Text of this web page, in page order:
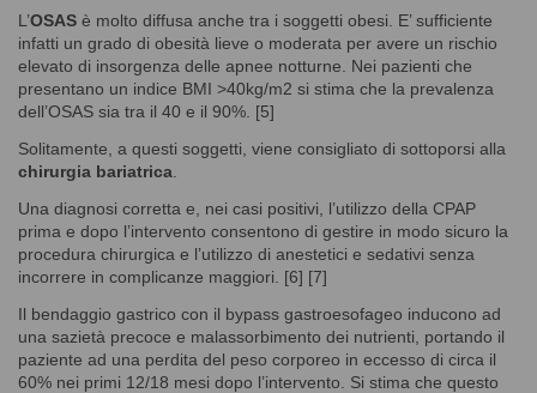
L’OSAS è molto diffusa anche tra i soggetti obesi. E’ sufficiente
infatti un grado di obesità lieve o moderata per avere un rischio
elevato di insorgenza delle apnee notturne. Nei pazienti che
presentano un indice BMI >40kg/m2 si stima che la prevalenza
dell’OSAS sia tra il 40 e il 90%. [5]
Solitamente, a questi soggetti, viene consigliato di sottoporsi alla
chirurgia bariatrica
Una diagnosi corretta e, nei casi positivi, l’utilizzo della CPAP
prima e dopo l’intervento consentono di gestire in modo sicuro la
procedura chirurgica e l’utilizzo di anestetici e sedativi senza
incorrere in complicanze maggiori. [6] [7]
Il bendaggio gastrico con il bypass gastroesofageo inducono ad
una sazietà precoce e malassorbimento dei nutrienti, portando il
paziente ad una perdita del peso corporeo in eccesso di circa il
60% nei primi 12/18 mesi dopo l’intervento. Si stima che questo